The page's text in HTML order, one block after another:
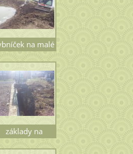
na malé
základy na
pergolu